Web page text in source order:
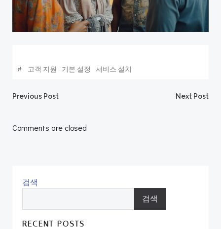
# 고객 지원 기본 설정 서비스 설치
Post
navigation
Previous Post Next Post
Comments are closed
검색
검색
RECENT POSTS